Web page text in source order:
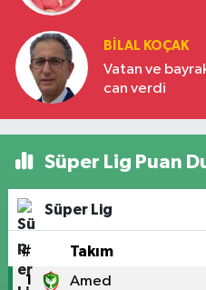
BILAL KOÇAK
Vatan ve
can verdi
Süper Lig Puan
Süper Lig
# Takım
1 Amed